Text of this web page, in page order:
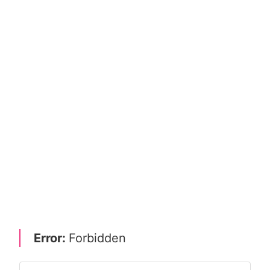
Error: Forbidden